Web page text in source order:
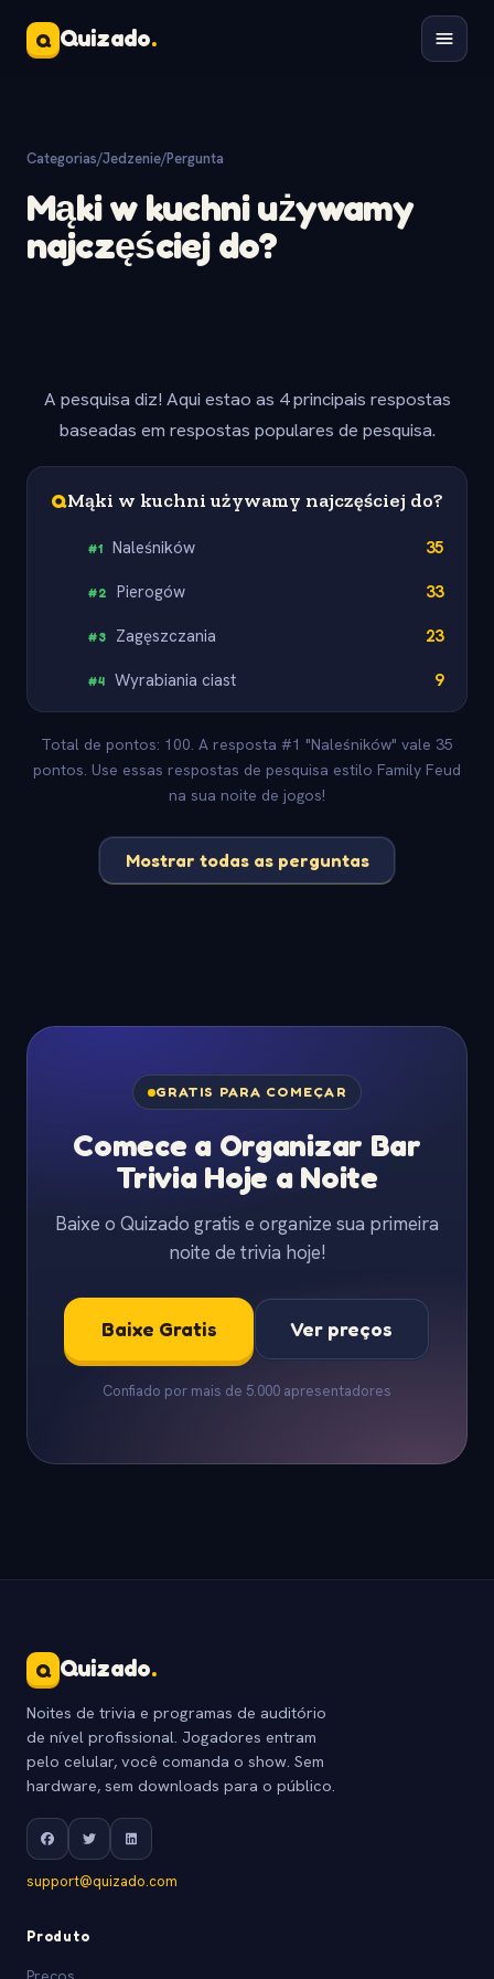
Q Quizado.
Categorias/Jedzenie/Pergunta
Mąki w kuchni używamy
najczęściej do?
A pesquisa diz! Aqui estao as 4 principais respostas
baseadas em respostas populares de pesquisa.
QMąki w kuchni używamy najczęściej do?
#1 Naleśników 35
#2 Pierogów 33
#3 Zagęszczania 23
#4 Wyrabiania ciast 9
Total de pontos: 100. A resposta #1 "Naleśników" vale 35
pontos. Use essas respostas de pesquisa estilo Family Feud
na sua noite de jogos!
Mostrar todas as perguntas
GRATIS PARA COMEÇAR
Comece a Organizar Bar
Trivia Hoje a Noite
Baixe o Quizado gratis e organize sua primeira
noite de trivia hoje!
Baixe Gratis Ver preços
Confiado por mais de 5.000 apresentadores
Q Quizado.
Noites de trivia e programas de auditório
de nível profissional. Jogadores entram
pelo celular, você comanda o show. Sem
hardware, sem downloads para o público.
support@quizado.com
Produto